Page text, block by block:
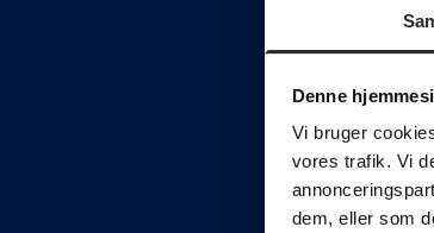
Denne
Vi bruger
vores trafik. Vi
dem, eller som
Svendborg